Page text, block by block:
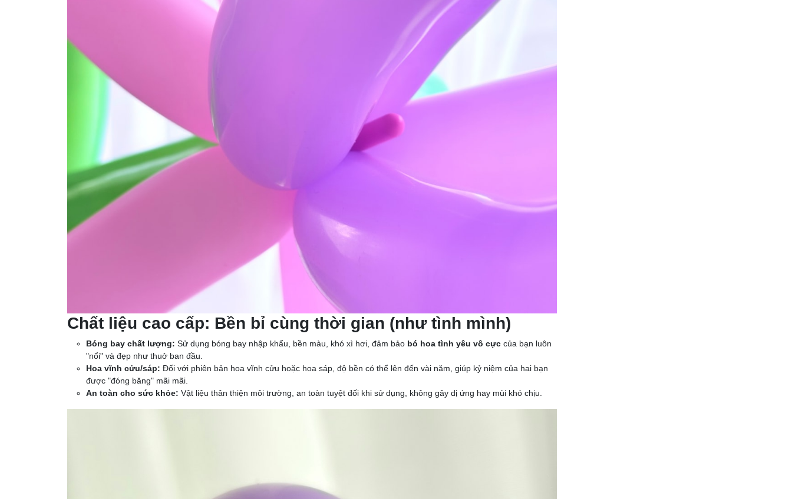
Chất liệu cao cấp: Bền bỉ cùng thời gian (như tình mình)
Bóng bay chất lượng: Sử dụng bóng bay nhập khẩu, bền màu, khó xì hơi, đảm bảo bó hoa tình yêu vô cực của bạn luôn
"nổi" và đẹp như thuở ban đầu.
Hoa vĩnh cửu/sáp: Đối với phiên bản hoa vĩnh cửu hoặc hoa sáp, độ bền có thể lên đến vài năm, giúp kỷ niệm của hai bạn
được "đóng băng" mãi mãi.
An toàn cho sức khỏe: Vật liệu thân thiện môi trường, an toàn tuyệt đối khi sử dụng, không gây dị ứng hay mùi khó chịu.